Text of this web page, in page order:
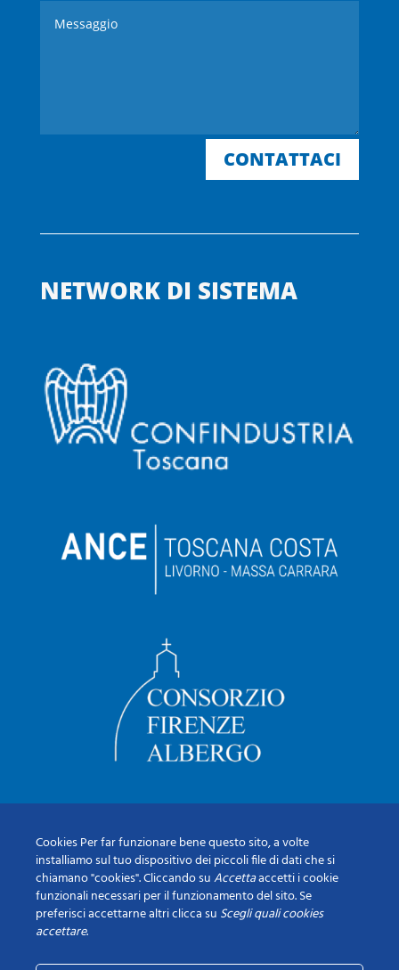
CONTATTACI
NETWORK DI SISTEMA
Cookies Per far funzionare bene questo sito, a volte
installiamo sul tuo dispositivo dei piccoli file di dati che si
chiamano "cookies". Cliccando suAccettaaccetti i cookie
funzionali necessari per il funzionamento del sito. Se
preferisci accettarne altri clicca su Scegli quali cookies
accettare.